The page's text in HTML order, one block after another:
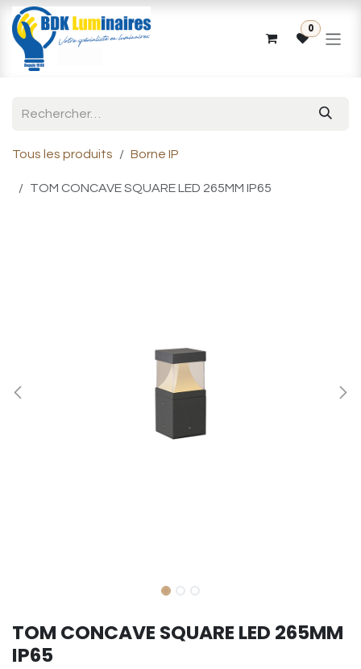
Se rendre au contenu
0
Tous les produits Borne IP
TOM CONCAVE SQUARE LED 265MM IP65
TOM CONCAVE SQUARE LED 265MM
IP65